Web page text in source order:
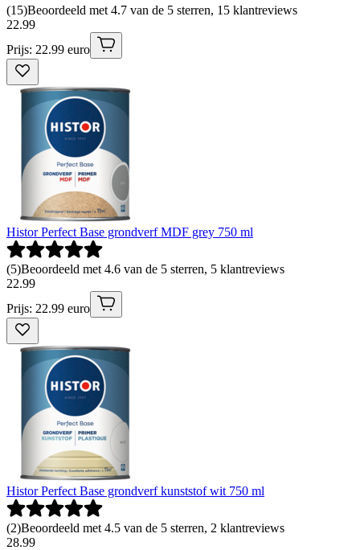
(15)Beoordeeld met 4.7 van de 5 sterren, 15 klantreviews
22.99
Prijs: 22.99 euro
Histor Perfect Base grondverf MDF grey 750 ml
(5)Beoordeeld met 4.6 van de 5 sterren, 5 klantreviews
22.99
Prijs: 22.99 euro
Histor Perfect Base grondverf kunststof wit 750 ml
(2)Beoordeeld met 4.5 van de 5 sterren, 2 klantreviews
28.99